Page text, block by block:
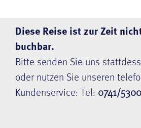
Diese Reise ist zur Zeit
buchbar.
Bitte senden Sie uns
oder nutzen Sie unseren
Kundenservice: Tel: 0741/